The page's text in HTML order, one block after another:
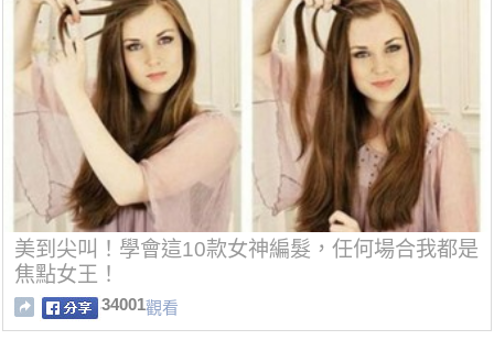
美到尖叫！學會這10款女神編髮，任何場合我都是
焦點女王！
34001觀看